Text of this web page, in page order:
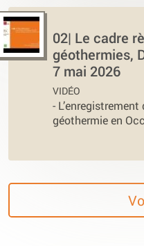
02| Le cadre
géothermies,
7 mai 2026
VIDÉO
-
géothermie en